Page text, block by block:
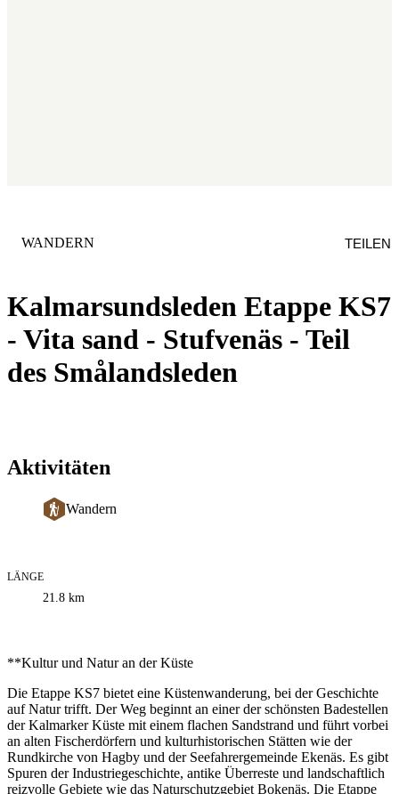
Kalmarsundsleden Etappe KS7
- Vita sand - Stufvenäs - Teil
des Smålandsleden
KATEGORIE
WANDERN TEILEN
Aktivitäten
Wandern
Informationen
zum
LÄNGE
21.8 km
**Kultur und Natur an der Küste
Die Etappe KS7 bietet eine Küstenwanderung, bei der Geschichte
auf Natur trifft. Der Weg beginnt an einer der schönsten Badestellen
der Kalmarker Küste mit einem flachen Sandstrand und führt vorbei
an alten Fischerdörfern und kulturhistorischen Stätten wie der
Rundkirche von Hagby und der Seefahrergemeinde Ekenäs. Es gibt
Spuren der Industriegeschichte, antike Überreste und landschaftlich
reizvolle Gebiete wie das Naturschutzgebiet Bokenäs. Die Etappe